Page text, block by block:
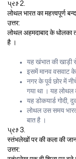
પ્રશ્ન 2.
लोथल भारत का महत्त्वपूर्ण
उत्तर:
लोथल अहमदाबाद के धोलका
है ।
यह खंभात की खाड़ी
इसमें मानव वसवाट
नगर के पूर्व छोर में
गया था । यह लोथल
यह डोकयार्ड गोदी,
लोथल उस समय भारत
बात है ।
પ્રશ્ન 3.
स्तंभलेखों पर की कला की
उत्तर: